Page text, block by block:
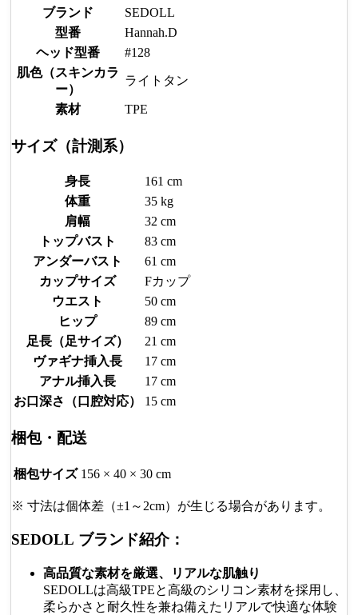
ブランド
SEDOLL
型番
Hannah.D
ヘッド型番
#128
肌色（スキンカラ
ー）
ライトタン
素材 TPE
サイズ（計測系）
身長
161 cm
体重
35 kg
肩幅
32 cm
トップバスト
83 cm
アンダーバスト
61 cm
カップサイズ
Fカップ
ウエスト
50 cm
ヒップ
89 cm
足長（足サイズ）
21 cm
ヴァギナ挿入長
17 cm
アナル挿入長
17 cm
お口深さ（口腔対応）
15 cm
梱包・配送
梱包サイズ 156 × 40 × 30 cm
※ 寸法は個体差（±1～2cm）が生じる場合があります。
SEDOLL ブランド紹介：
高品質な素材を厳選、リアルな肌触り
SEDOLLは高級TPEと高級のシリコン素材を採用し、
柔らかさと耐久性を兼ね備えたリアルで快適な体験